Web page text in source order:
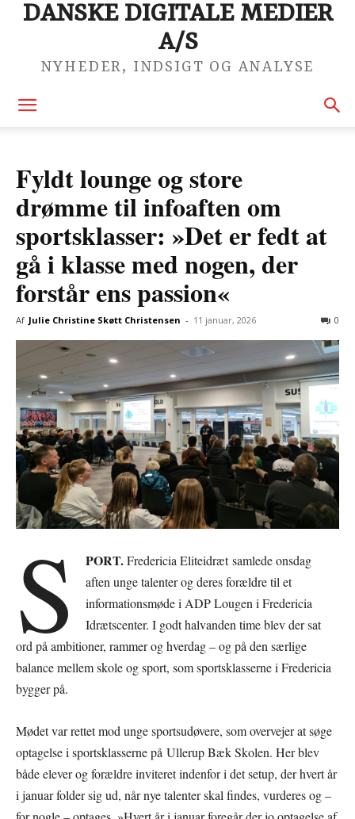
DANSKE DIGITALE MEDIER
A/S
NYHEDER, INDSIGT OG ANALYSE
Fyldt lounge og store
drømme til infoaften om
sportsklasser: »Det er fedt at
gå i klasse med nogen, der
forstår ens passion«
Af Julie Christine Skøtt Christensen - 11 januar, 2026 0
S PORT.Fredericia Eliteidræt samlede onsdag
aften unge talenter og deres forældre til et
informationsmøde i ADP Lougen i Fredericia
Idrætscenter. I godt halvanden time blev der sat
ord på ambitioner, rammer og hverdag – og på den særlige
balance mellem skole og sport, som sportsklasserne i Fredericia
bygger på.
Mødet var rettet mod unge sportsudøvere, som overvejer at søge
optagelse i sportsklasserne på Ullerup Bæk Skolen. Her blev
både elever og forældre inviteret indenfor i det setup, der hvert år
i januar folder sig ud, når nye talenter skal findes, vurderes og –